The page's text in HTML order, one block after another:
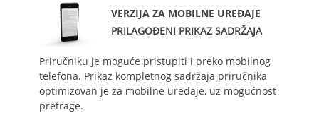
VERZIJA ZA MOBILNE UREĐAJE
PRILAGOĐENI PRIKAZ SADRŽAJA
Priručniku je moguće pristupiti i preko mobilnog
telefona. Prikaz kompletnog sadržaja priručnika
optimizovan je za mobilne uređaje, uz mogućnost
pretrage.